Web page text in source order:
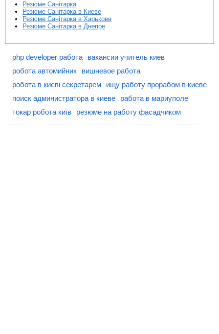
Резюме Санітарка
Резюме Санітарка в Киеве
Резюме Санітарка в Харькове
Резюме Санітарка в Днепре
php developer работа
вакансии учитель киев
робота автомийник
вишневое работа
робота в києві секретарем
ищу работу прорабом в киеве
поиск администратора в киеве
работа в мариуполе
токар робота київ
резюме на работу фасадчиком